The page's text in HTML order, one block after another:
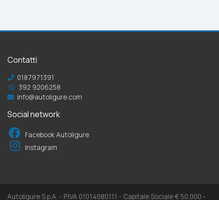
Contatti
0187971391
392 9206258
info@autoligure.com
Social network
Facebook Autoligure
Instagram
Autoligure S.p.A. - P.IVA 01014080111 - Capitale Sociale € 50.000 -